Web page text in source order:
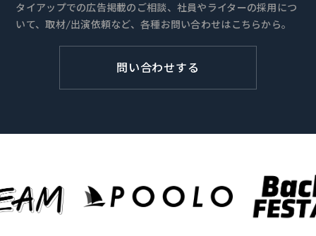
タイアップでの広告掲載のご相談、社員やライターの採用につ
いて、取材/出演依頼など、各種お問い合わせはこちらから。
問い合わせする